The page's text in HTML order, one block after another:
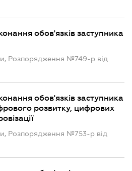
обов'язків заступника
Розпорядження №749-р від
обов'язків заступника
розвитку, цифрових
Розпорядження №753-р від